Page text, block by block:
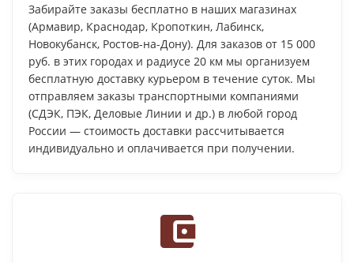
Забирайте заказы бесплатно в наших магазинах
(Армавир, Краснодар, Кропоткин, Лабинск,
Новокубанск, Ростов-на-Дону). Для заказов от 15 000
руб. в этих городах и радиусе 20 км мы организуем
бесплатную доставку курьером в течение суток. Мы
отправляем заказы транспортными компаниями
(СДЭК, ПЭК, Деловые Линии и др.) в любой город
России — стоимость доставки рассчитывается
индивидуально и оплачивается при получении.